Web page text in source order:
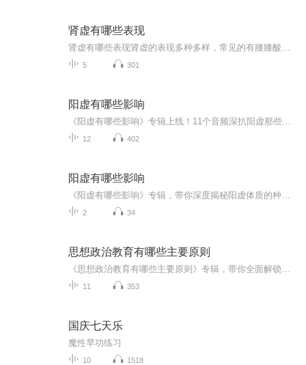
肾虚有哪些表现
5 301
阳虚有哪些影响
12 402
阳虚有哪些影响
2 34
思想政治教育有哪些主要原则
11 353
国庆七天乐
魔性早功练习
10 1518